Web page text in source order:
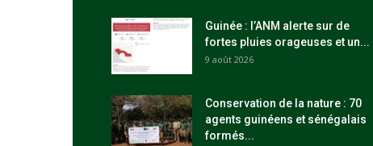
Guinée : l’ANM alerte sur de
fortes pluies orageuses et un...
9 août 2026
Conservation de la nature : 70
agents guinéens et sénégalais
formés...